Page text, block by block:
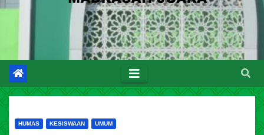
HUMAS KESISWAAN UMUM